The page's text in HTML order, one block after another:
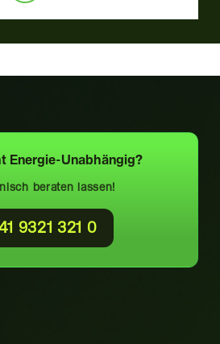
Energie-Unabhängig?
beraten lassen!
9321 321 0